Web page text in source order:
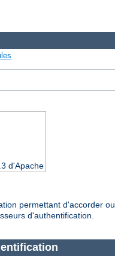
d'Apache
permettant d'accorder
d'authentification.